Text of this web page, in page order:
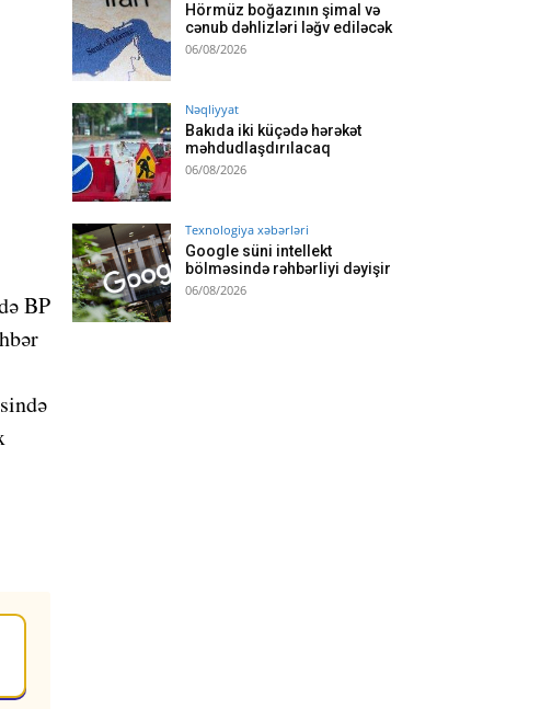
BP
Hörmüz boğazının şimal və
cənub dəhlizləri ləğv ediləcək
06/08/2026
Nəqliyyat
Bakıda iki küçədə hərəkət
məhdudlaşdırılacaq
06/08/2026
Texnologiya xəbərləri
Google süni intellekt
bölməsində rəhbərliyi dəyişir
06/08/2026